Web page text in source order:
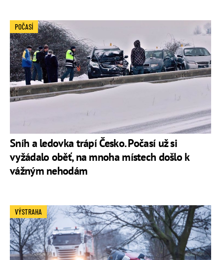
Sníh a ledovka trápí Česko. Počasí už si
vyžádalo oběť, na mnoha místech došlo k
vážným nehodám
POČASÍ
VÝSTRAHA